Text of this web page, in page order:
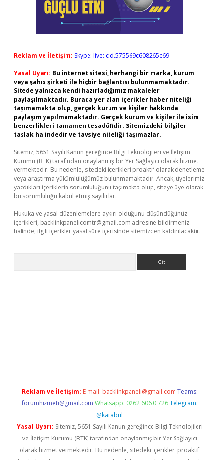
Reklam ve İletişim: Skype: live:.cid.575569c608265c69
Yasal Uyarı: Bu internet sitesi, herhangi bir marka, kurum
veya şahıs şirketi ile hiçbir bağlantısı bulunmamaktadır.
Sitede yalnızca kendi hazırladığımız makaleler
paylaşılmaktadır. Burada yer alan içerikler haber niteliği
taşımamakta olup, gerçek kurum ve kişiler hakkında
paylaşım yapılmamaktadır. Gerçek kurum ve kişiler ile isim
benzerlikleri tamamen tesadüfidir. Sitemizdeki bilgiler
taslak halindedir ve tavsiye niteliği taşımazlar.
Sitemiz, 5651 Sayılı Kanun gereğince Bilgi Teknolojileri ve İletişim
Kurumu (BTK) tarafından onaylanmış bir Yer Sağlayıcı olarak hizmet
vermektedir. Bu nedenle, sitedeki içerikleri proaktif olarak denetleme
veya araştırma yükümlülüğümüz bulunmamaktadır. Ancak, üyelerimiz
yazdıkları içeriklerin sorumluluğunu taşımakta olup, siteye üye olarak
bu sorumluluğu kabul etmiş sayılırlar.
Hukuka ve yasal düzenlemelere aykırı olduğunu düşündüğünüz
içerikleri, backlinkpanelicomtr@gmail.com adresine bildirmeniz
halinde, ilgili içerikler yasal süre içerisinde sitemizden kaldırılacaktır.
Reklam ve İletişim: E-mail: backlinkpaneli@gmail.com Teams:
forumhizmeti@gmail.com Whatsapp: 0262 606 0 726 Telegram:
@karabul
Yasal Uyarı: Sitemiz, 5651 Sayılı Kanun gereğince Bilgi Teknolojileri
ve İletişim Kurumu (BTK) tarafından onaylanmış bir Yer Sağlayıcı
olarak hizmet vermektedir. Bu nedenle, sitedeki içerikleri proaktif